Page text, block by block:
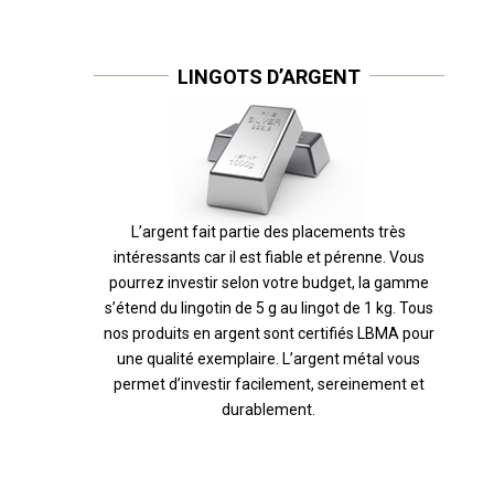
LINGOTS D’ARGENT
L’argent fait partie des placements très
intéressants car il est fiable et pérenne. Vous
pourrez investir selon votre budget, la gamme
s’étend du lingotin de 5 g au lingot de 1 kg. Tous
nos produits en argent sont certifiés LBMA pour
une qualité exemplaire. L’argent métal vous
permet d’investir facilement, sereinement et
durablement.